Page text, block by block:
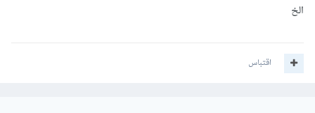
تعريف مسار مثل
الخ
اقتباس